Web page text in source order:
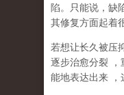
陷。只能说， 缺
其修复方面起着
若想让长久被压
逐步治愈分裂
能地表达出来